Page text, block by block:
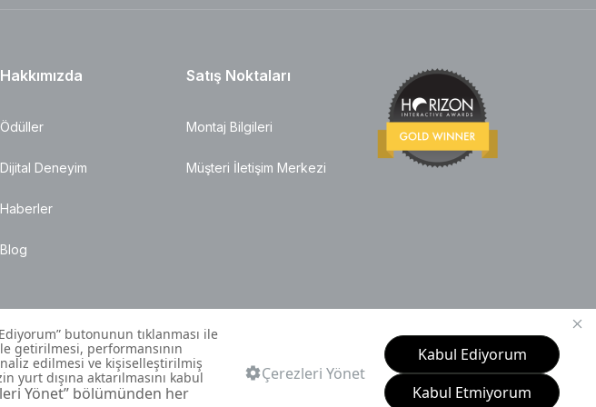
Hakkımızda
Ödüller
Dijital Deneyim
Haberler
Blog
Satış Noktaları
Montaj Bilgileri
Müşteri İletişim Merkezi